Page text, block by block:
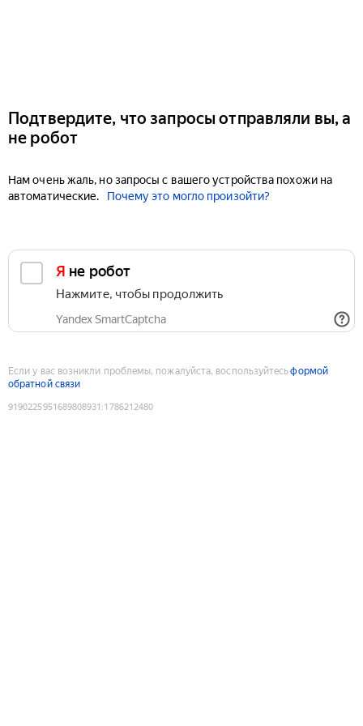
Подтвердите, что запросы отправляли вы, а
не робот
Нам очень жаль, но запросы с вашего устройства похожи на
автоматические.
Почему это могло произойти?
Я не робот
Нажмите, чтобы продолжить
Yandex SmartCaptcha
Если у вас возникли проблемы, пожалуйста, воспользуйтесьформой
обратной связи
9190225951689808931 :1786212480